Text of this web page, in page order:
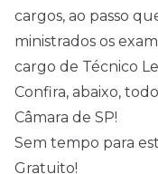
cargos, ao passo
ministrados os
cargo de Técnico
Confira, abaixo,
Câmara de SP!
Sem tempo para
Gratuito!